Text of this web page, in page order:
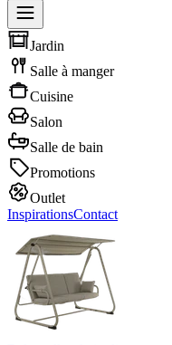
Jardin
Salle à manger
Cuisine
Salon
Salle de bain
Promotions
Outlet
InspirationsContact